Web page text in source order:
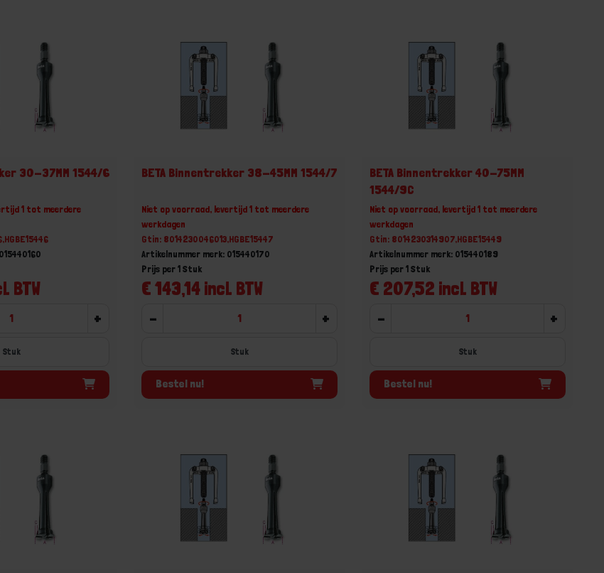
30-37MM 1544/6
1 tot meerdere
BTW
+
Stuk
BETA Binnentrekker 38-45MM 1544/7
Niet op voorraad, levertijd 1 tot meerdere
werkdagen
Gtin: 8014230046013,HGBE15447
Artikelnummer merk: 015440170
€ 143,14 incl. BTW
Prijs per 1 Stuk
- +
Stuk
Bestel nu!
BETA Binnentrekker 40-75MM
1544/9C
Niet op voorraad, levertijd 1 tot meerdere
werkdagen
Gtin: 8014230314907,HGBE15449
Artikelnummer merk: 015440189
€ 207,52 incl. BTW
Prijs per 1 Stuk
- +
Stuk
Bestel nu!